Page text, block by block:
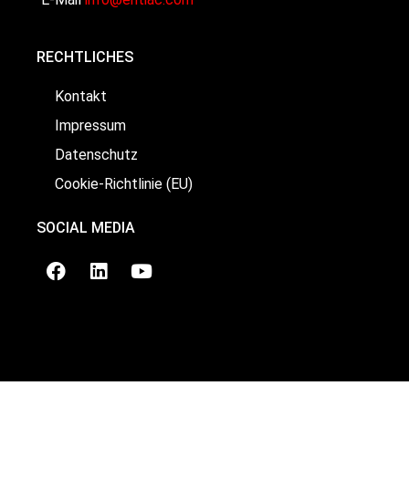
RECHTLICHES
Kontakt
Impressum
Datenschutz
Cookie-Richtlinie (EU)
SOCIAL MEDIA